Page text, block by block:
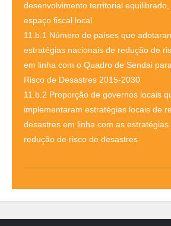
desenvolvimento territorial
espaço fiscal local
11.b.1 Número de países que
estratégias nacionais de redução de
em linha com o Quadro de Sendai
Risco de Desastres 2015-2030
11.b.2 Proporção de governos locais
implementaram estratégias locais de
desastres em linha com as
redução de risco de desastres